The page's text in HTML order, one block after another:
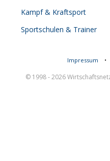
Kampf & Kraftsport
Sportschulen & Trainer
Impressum •
© 1998 - 2026